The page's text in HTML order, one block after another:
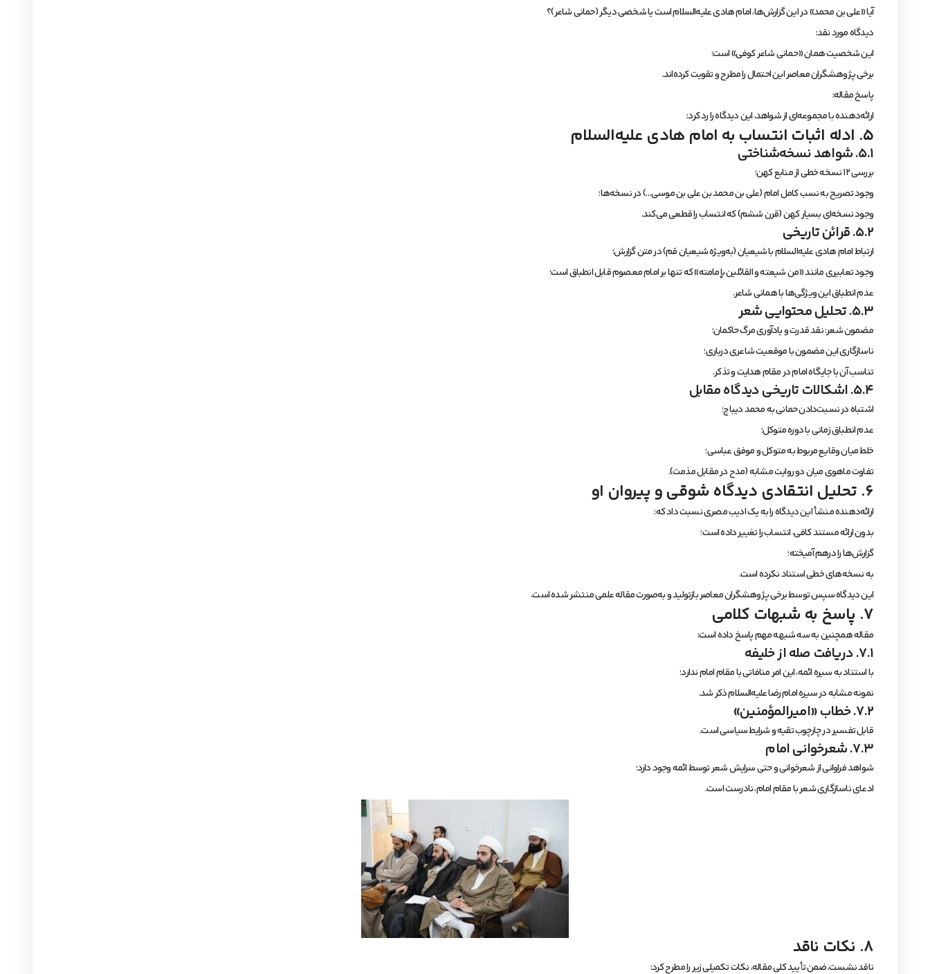
آیا «علی بن محمد» در این گزارش‌ها، امام هادی علیه‌السلام است یا شخصی دیگر (حمانی شاعر)؟
دیدگاه مورد نقد:
این شخصیت همان «حمانی شاعر کوفی» است؛
برخی پژوهشگران معاصر این احتمال را مطرح و تقویت کرده‌اند.
پاسخ مقاله:
ارائه‌دهنده با مجموعه‌ای از شواهد، این دیدگاه را رد کرد:
۵. ادله اثبات انتساب به امام هادی علیه‌السلام
۵.۱. شواهد نسخه‌شناختی
بررسی ۱۲ نسخه خطی از منابع کهن؛
وجود تصریح به نسب کامل امام (علی بن محمد بن علی بن موسی…) در نسخه‌ها؛
وجود نسخه‌ای بسیار کهن (قرن ششم) که انتساب را قطعی می‌کند.
۵.۲. قرائن تاریخی
ارتباط امام هادی علیه‌السلام با شیعیان (به‌ویژه شیعیان قم) در متن گزارش؛
وجود تعابیری مانند «من شیعته و القائلین بإمامته» که تنها بر امام معصوم قابل انطباق است؛
عدم انطباق این ویژگی‌ها با همانی شاعر.
۵.۳. تحلیل محتوایی شعر
مضمون شعر: نقد قدرت و یادآوری مرگ حاکمان؛
ناسازگاری این مضمون با موقعیت شاعری درباری؛
تناسب آن با جایگاه امام در مقام هدایت و تذکر.
۵.۴. اشکالات تاریخی دیدگاه مقابل
اشتباه در نسبت‌دادن حمانی به محمد دیباج؛
عدم انطباق زمانی با دوره متوکل؛
خلط میان وقایع مربوط به متوکل و موفق عباسی؛
تفاوت ماهوی میان دو روایت مشابه (مدح در مقابل مذمت).
۶. تحلیل انتقادی دیدگاه شوقی و پیروان او
ارائه‌دهنده منشأ این دیدگاه را به یک ادیب مصری نسبت داد که:
بدون ارائه مستند کافی، انتساب را تغییر داده است؛
گزارش‌ها را درهم آمیخته؛
به نسخه‌های خطی استناد نکرده است.
این دیدگاه سپس توسط برخی پژوهشگران معاصر بازتولید و به‌صورت مقاله علمی منتشر شده است.
۷. پاسخ به شبهات کلامی
مقاله همچنین به سه شبهه مهم پاسخ داده است:
۷.۱. دریافت صله از خلیفه
با استناد به سیره ائمه، این امر منافاتی با مقام امام ندارد؛
نمونه مشابه در سیره امام رضا علیه‌السلام ذکر شد.
۷.۲. خطاب «امیرالمؤمنین»
قابل تفسیر در چارچوب تقیه و شرایط سیاسی است.
۷.۳. شعرخوانی امام
شواهد فراوانی از شعرخوانی و حتی سرایش شعر توسط ائمه وجود دارد؛
ادعای ناسازگاری شعر با مقام امام، نادرست است.
۸. نکات ناقد
ناقد نشست، ضمن تأیید کلی مقاله، نکات تکمیلی زیر را مطرح کرد: